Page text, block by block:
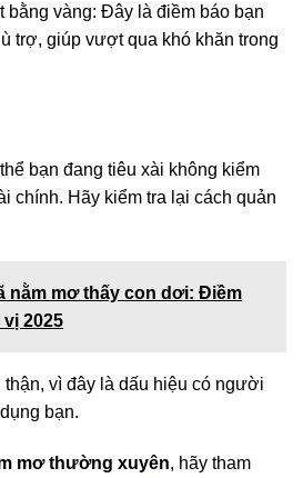
bằng vàng: Đây là điềm báo bạn
trợ, giúp vượt qua khó khăn trong
bạn đang tiêu xài không kiểm
chính. Hãy kiểm tra lại cách quản
nằm mơ thấy con dơi: Điềm
2025
thận, vì đây là dấu hiệu có người
bạn.
mơ thường xuyên, hãy tham